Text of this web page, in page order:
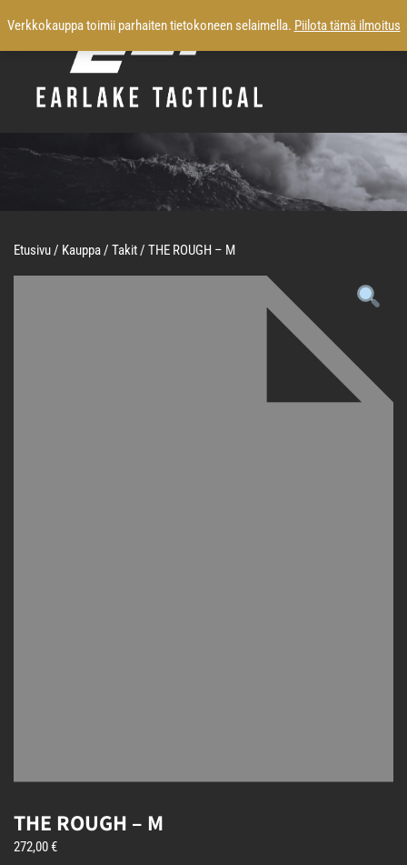
Etusivu / Kauppa / Takit / THE ROUGH – M
THE ROUGH – M
272,00€
Verkkokauppa toimii parhaiten tietokoneen selaimella. Piilota tämä ilmoitus